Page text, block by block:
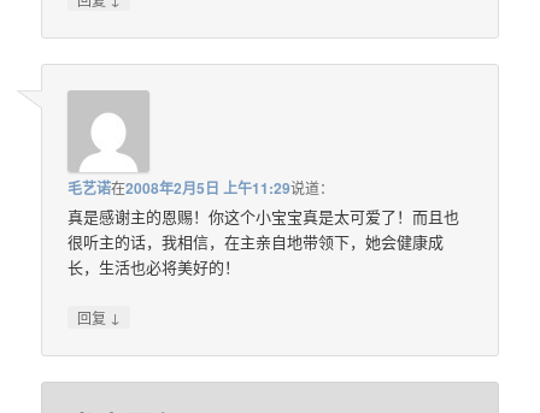
毛艺诺在2008年2月5日 上午11:29说道：
真是感谢主的恩赐！你这个小宝宝真是太可爱了！而且也
很听主的话，我相信，在主亲自地带领下，她会健康成
长，生活也必将美好的！
回复 ↓